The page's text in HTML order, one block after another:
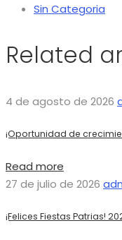
Sin Categoria
Related
4 de agosto de 2026
¡Oportunidad de
Read more
27 de julio de 2026
¡Felices Fiestas Patrias!